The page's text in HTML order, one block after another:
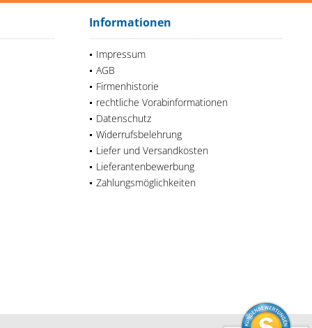
Informationen
Impressum
AGB
Firmenhistorie
rechtliche Vorabinformationen
Datenschutz
Widerrufsbelehrung
Liefer und Versandkosten
Lieferantenbewerbung
Zahlungsmöglichkeiten